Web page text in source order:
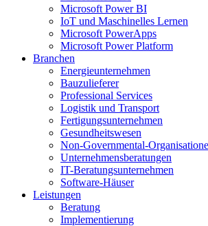
Microsoft Power BI
IoT und Maschinelles Lernen
Microsoft PowerApps
Microsoft Power Platform
Branchen
Energieunternehmen
Bauzulieferer
Professional Services
Logistik und Transport
Fertigungsunternehmen
Gesundheitswesen
Non-Governmental-
Unternehmensberatungen
IT-Beratungsunternehmen
Software-Häuser
Leistungen
Beratung
Implementierung